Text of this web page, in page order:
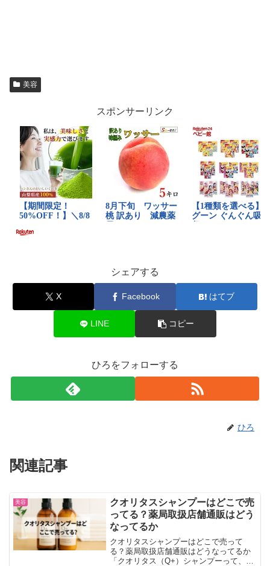
美容
スポンサーリンク
シェアする
X Facebook はてブ
LINE コピー
ひろをフォローする
ひろ
関連記事
美容
クオリタスシャンプーはどこで売
ってる？薬局取扱店舗通販はどう
なってるか
クオリタスシャンプーはどこで売って
る？薬局取扱店舗通販はどうなってるか
「クオリタス（Q+）シャンプーって、ど